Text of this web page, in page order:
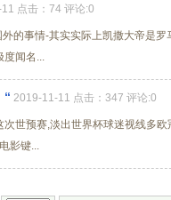
点击：74 评论:0
的事情-其实实际上凯撒大帝是罗
度闻名...
“ 2019-11-11 点击：347 评论:0
世预赛,淡出世界杯球迷视线多欧
影键...